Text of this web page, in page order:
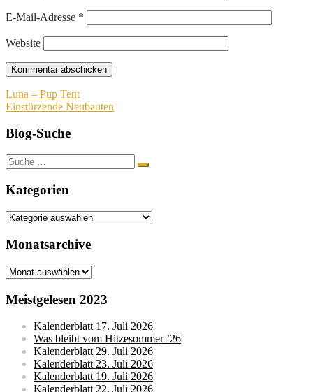
E-Mail-Adresse *
Website
Beitragsnavigation
Luna – Pup Tent
Einstürzende Neubauten
Blog-Suche
Suche
nach:
Kategorien
Kategorien
Monatsarchive
Monatsarchive
Meistgelesen 2023
Kalenderblatt 17. Juli 2026
Was bleibt vom Hitzesommer ’26
Kalenderblatt 29. Juli 2026
Kalenderblatt 23. Juli 2026
Kalenderblatt 19. Juli 2026
Kalenderblatt 22. Juli 2026